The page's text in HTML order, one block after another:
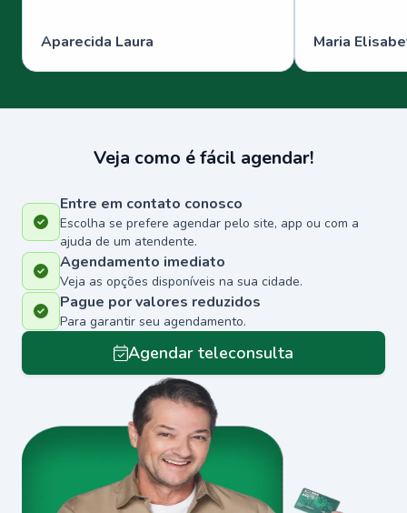
Aparecida Laura Maria
Veja como é fácil agendar!
Entre em contato conosco
Escolha se prefere agendar pelo site, app ou com a
ajuda de um atendente.
Agendamento imediato
Veja as opções disponíveis na sua cidade.
Pague por valores reduzidos
Para garantir seu agendamento.
Agendar teleconsulta